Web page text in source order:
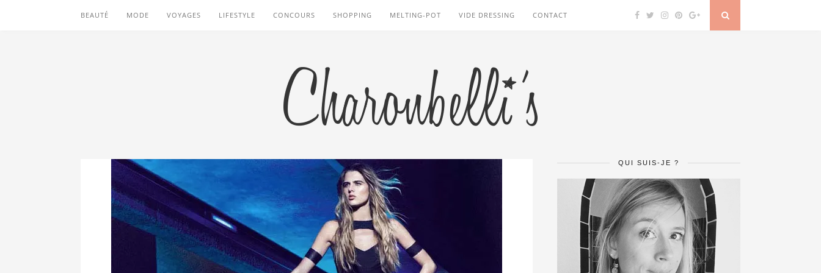
BEAUTÉ MODE VOYAGES LIFESTYLE CONCOURS SHOPPING MELTING-POT VIDE DRESSING CONTACT
QUI SUIS-JE ?